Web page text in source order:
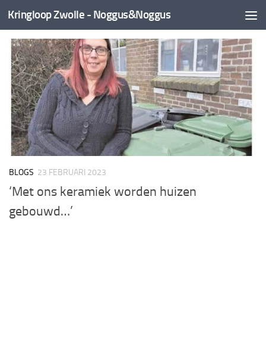
Doorgaan naar inhoud
Kringloop Zwolle - Noggus&Noggus
BLOGS 23 FEBRUARI 2023
‘Met ons keramiek worden huizen
gebouwd…’